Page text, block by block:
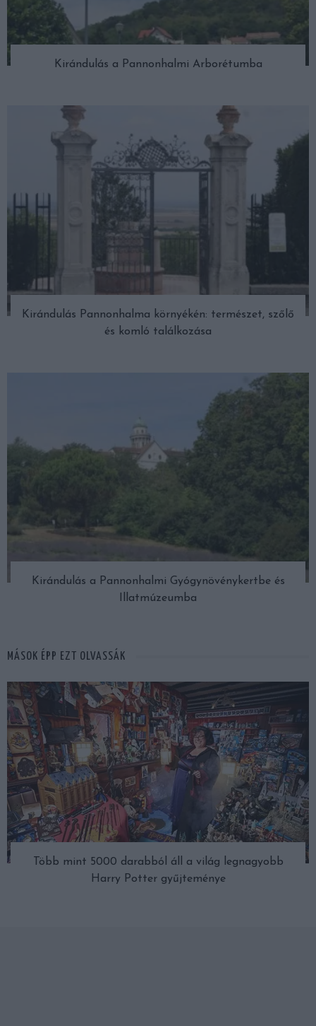
Kirándulás a Pannonhalmi Arborétumba
Kirándulás Pannonhalma környékén: természet, szőlő
és komló találkozása
Kirándulás a Pannonhalmi Gyógynövénykertbe és
Illatmúzeumba
MÁSOK ÉPP EZT OLVASSÁK
Több mint 5000 darabból áll a világ legnagyobb
Harry Potter gyűjteménye